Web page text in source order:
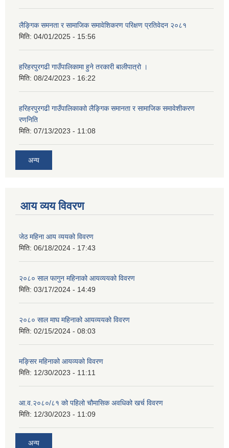
लैङ्गिक समनता र सामाजिक समावेशिकरण परिक्षण प्रतिवेदन २०८१
मिति: 04/01/2025 - 15:56
हरिहरपुरगढी गाउँपालिकामा हुने तरकारी बालीपात्रो ।
मिति: 08/24/2023 - 16:22
हरिहरपुरगढी गाउँपालिकाकाो लैङ्गिक समानता र सामाजिक समावेशीकरण
रणनिति
मिति: 07/13/2023 - 11:08
अन्य
आय व्यय विवरण
जेठ महिना आय व्ययको विवरण
मिति: 06/18/2024 - 17:43
२०८० साल फागुन महिनाको आयव्ययको विवरण
मिति: 03/17/2024 - 14:49
२०८० साल माघ महिनाको आयव्ययको विवरण
मिति: 02/15/2024 - 08:03
मङ्सिर महिनाको आयव्यको विवरण
मिति: 12/30/2023 - 11:11
आ.व.२०८०/८१ को पहिलो चौमासिक अवधिको खर्च विवरण
मिति: 12/30/2023 - 11:09
अन्य